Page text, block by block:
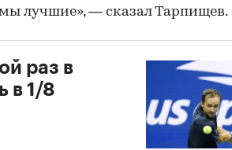
лучшие», — сказал Тарпищев.
раз в
в 1/8